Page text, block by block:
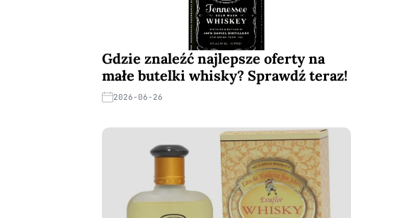
Gdzie znaleźć najlepsze oferty na
małe butelki whisky? Sprawdź teraz!
2026-06-26